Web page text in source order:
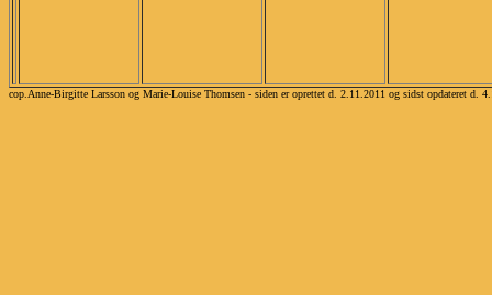
cop.Anne-Birgitte Larsson og Marie-Louise Thomsen - siden er oprettet d. 2.11.2011 og sidst opdateret d.